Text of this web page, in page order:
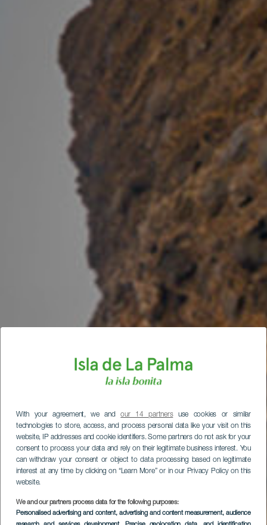
With your agreement, we andour 14 partnersuse cookies or similar
technologies to store, access, and process personal data like your visit on this
website, IP addresses and cookie identifiers. Some partners do not ask for your
consent to process your data and rely on their legitimate business interest. You
can withdraw your consent or object to data processing based on legitimate
interest at any time by clicking on “Learn More” or in our Privacy Policy on this
website.
We and our partners process data for the following purposes:
Personalised advertising and content, advertising and content measurement, audience